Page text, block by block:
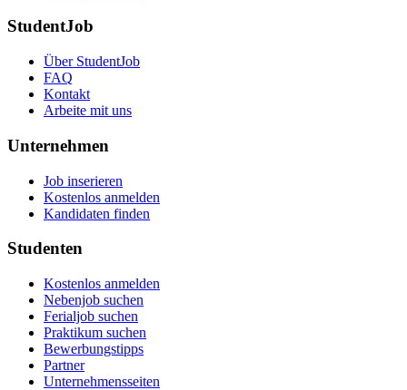
StudentJob
Über StudentJob
FAQ
Kontakt
Arbeite mit uns
Unternehmen
Job inserieren
Kostenlos anmelden
Kandidaten finden
Studenten
Kostenlos anmelden
Nebenjob suchen
Ferialjob suchen
Praktikum suchen
Bewerbungstipps
Partner
Unternehmensseiten